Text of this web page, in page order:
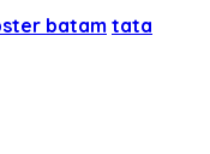
batam tata